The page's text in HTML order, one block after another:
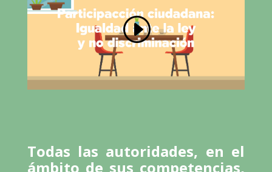
Todas las autoridades, en el
ámbito de sus competencias,